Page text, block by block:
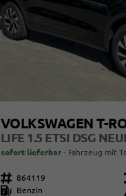
VOLKSWAGEN T-
sofort lieferbar Fahrzeug mit
Fahrzeugnr. 864119
Kraftstoff
Benzin